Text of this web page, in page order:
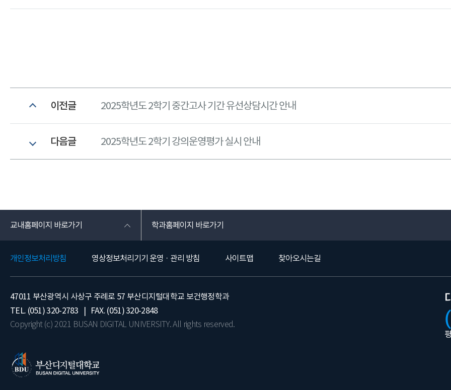
이전글 2025학년도 2학기 중간고사 기간 유선상담시간 안내
다음글 2025학년도 2학기 강의운영평가 실시 안내
교내홈페이지 바로가기 학과홈페이지 바로가기
개인정보처리방침 영상정보처리기기 운영 · 관리 방침 사이트맵 찾아오시는길
47011 부산광역시 사상구 주례로 57 부산디지털대학교 보건행정학과
TEL. (051) 320-2783 | FAX. (051) 320-2848
Copyright (c) 2021 BUSAN DIGITAL UNIVERSITY. All rights reserved.